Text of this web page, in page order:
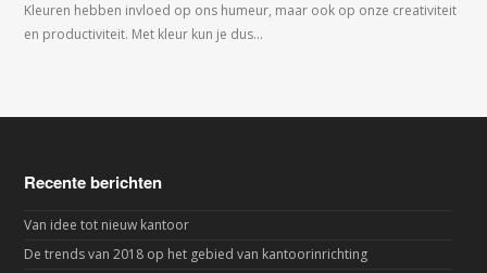
Kleuren hebben invloed op ons humeur, maar ook op onze creativiteit
en productiviteit. Met kleur kun je dus…
Recente berichten
Van idee tot nieuw kantoor
De trends van 2018 op het gebied van kantoorinrichting